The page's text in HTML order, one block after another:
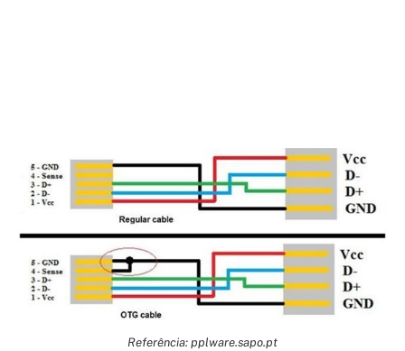
Referência: pplware.sapo.pt